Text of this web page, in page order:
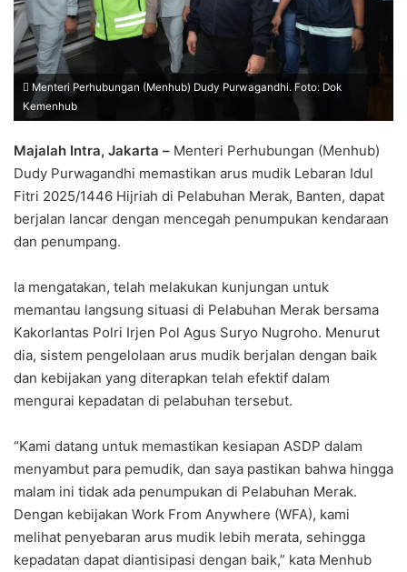
Menteri Perhubungan (Menhub) Dudy Purwagandhi. Foto: Dok
Kemenhub
Majalah Intra, Jakarta – Menteri Perhubungan (Menhub)
Dudy Purwagandhi memastikan arus mudik Lebaran Idul
Fitri 2025/1446 Hijriah di Pelabuhan Merak, Banten, dapat
berjalan lancar dengan mencegah penumpukan kendaraan
dan penumpang.
Ia mengatakan, telah melakukan kunjungan untuk
memantau langsung situasi di Pelabuhan Merak bersama
Kakorlantas Polri Irjen Pol Agus Suryo Nugroho. Menurut
dia, sistem pengelolaan arus mudik berjalan dengan baik
dan kebijakan yang diterapkan telah efektif dalam
mengurai kepadatan di pelabuhan tersebut.
“Kami datang untuk memastikan kesiapan ASDP dalam
menyambut para pemudik, dan saya pastikan bahwa hingga
malam ini tidak ada penumpukan di Pelabuhan Merak.
Dengan kebijakan Work From Anywhere (WFA), kami
melihat penyebaran arus mudik lebih merata, sehingga
kepadatan dapat diantisipasi dengan baik,” kata Menhub